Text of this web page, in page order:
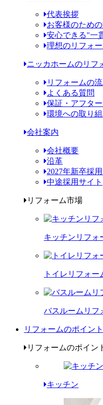
代表挨拶
お客様のため
安心できる"一
理想のリフォ
ニッカホームのリフ
リフォームの
よくある質問
保証・アフタ
環境への取り
会社案内
会社概要
沿革
2027年新卒採
中途採用サイト
リフォーム市場
キッチンリフォ
トイレリフォー
バスルームリフ
リフォームのポイント
リフォームのポイン
キッチン